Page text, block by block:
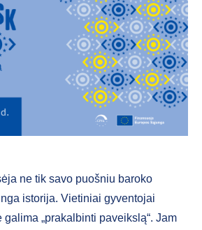
ne tik savo puošniu baroko
istorija. Vietiniai gyventojai
„prakalbinti paveikslą“. Jam